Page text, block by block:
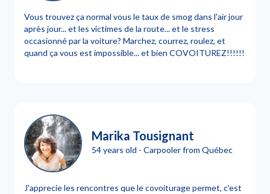
Vous trouvez ça normal vous le taux de smog dans l'air jour
après jour... et les victimes de la route... et le stress
occasionné par la voiture? Marchez, courrez, roulez, et
quand ça vous est impossible... et bien COVOITUREZ!!!!!!
Marika Tousignant
54 years old - Carpooler from Québec
J'apprecie les rencontres que le covoiturage permet, c'est